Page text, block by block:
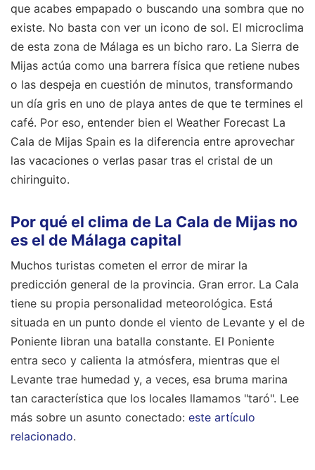
que acabes empapado o buscando una sombra que no
existe. No basta con ver un icono de sol. El microclima
de esta zona de Málaga es un bicho raro. La Sierra de
Mijas actúa como una barrera física que retiene nubes
o las despeja en cuestión de minutos, transformando
un día gris en uno de playa antes de que te termines el
café. Por eso, entender bien el Weather Forecast La
Cala de Mijas Spain es la diferencia entre aprovechar
las vacaciones o verlas pasar tras el cristal de un
chiringuito.
Por qué el clima de La Cala de Mijas no
es el de Málaga capital
Muchos turistas cometen el error de mirar la
predicción general de la provincia. Gran error. La Cala
tiene su propia personalidad meteorológica. Está
situada en un punto donde el viento de Levante y el de
Poniente libran una batalla constante. El Poniente
entra seco y calienta la atmósfera, mientras que el
Levante trae humedad y, a veces, esa bruma marina
tan característica que los locales llamamos "taró". Lee
más sobre un asunto conectado: este artículo
relacionado.